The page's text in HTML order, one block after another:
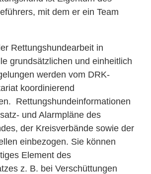
mit dem er ein Team
Rettungshundearbeit in
grundsätzlichen und einheitlich
werden vom DRK-
koordinierend
Rettungshundeinformationen
und Alarmpläne des
der Kreisverbände sowie der
einbezogen. Sie können
Element des
z. B. bei Verschüttungen